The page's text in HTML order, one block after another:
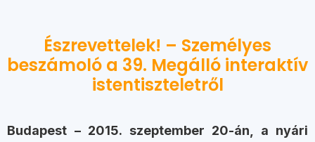
Észrevettelek! – Személyes
beszámoló a 39. Megálló interaktív
istentiszteletről
Budapest – 2015. szeptember 20-án, a nyári